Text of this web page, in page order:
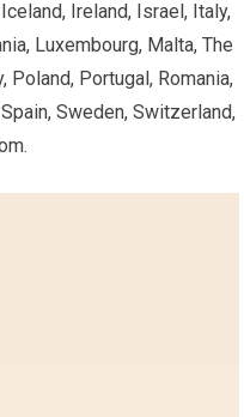
Ireland, Israel, Italy,
Luxembourg, Malta, The
Poland, Portugal, Romania,
Sweden, Switzerland,